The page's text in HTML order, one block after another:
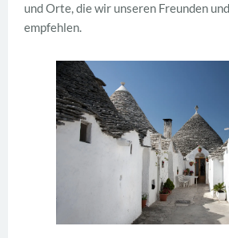
und Orte, die wir unseren Freunden
empfehlen.